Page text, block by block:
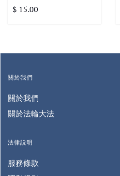
$ 15.00
關於我們
關於我們
關於法輪大法
法律説明
服務條款